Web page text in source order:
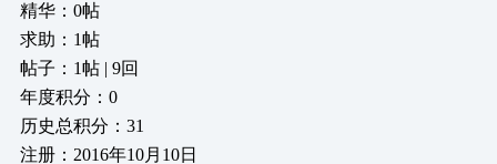
精华：0帖
求助：1帖
帖子：1帖 | 9回
年度积分：0
历史总积分：31
注册：2016年10月10日